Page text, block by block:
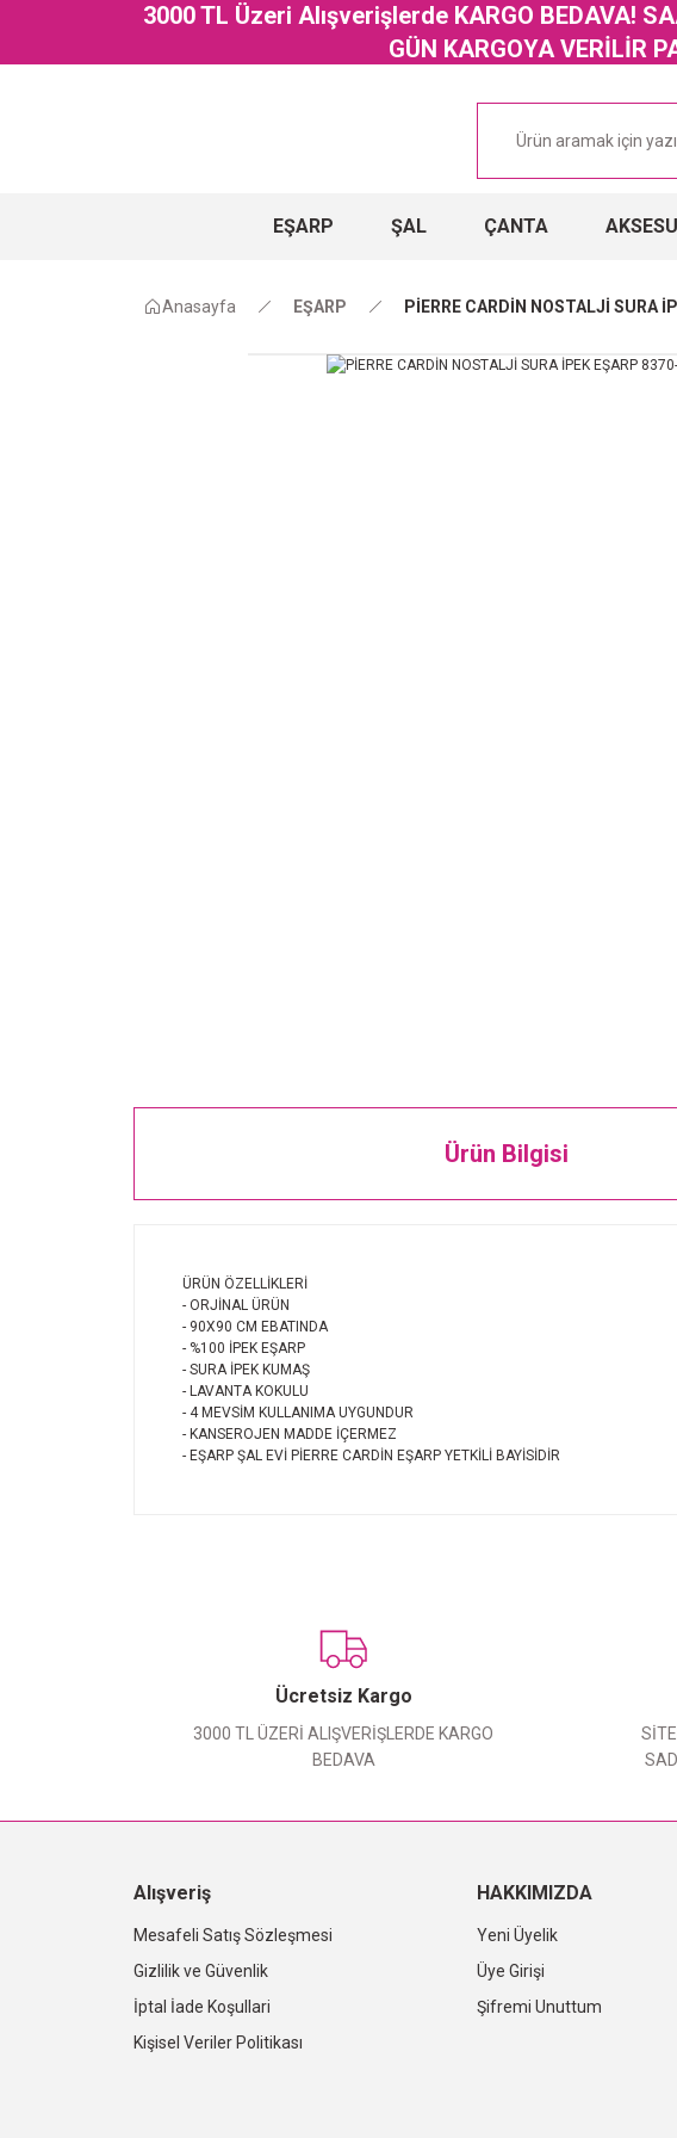
3000 TL Üzeri Alışverişlerde KARGO BEDAVA!
GÜN KARGOYA VERİLİR
EŞARP ŞAL ÇANTA
Anasayfa EŞARP PİERRE CARDİN NOSTALJİ SURA
Ürün Bilgisi
ÜRÜN ÖZELLİKLERİ
- ORJİNAL ÜRÜN
- 90X90 CM EBATINDA
- %100 İPEK EŞARP
- SURA İPEK KUMAŞ
- LAVANTA KOKULU
- 4 MEVSİM KULLANIMA UYGUNDUR
- KANSEROJEN MADDE İÇERMEZ
- EŞARP ŞAL EVİ PİERRE CARDİN EŞARP YETKİLİ BAYİSİDİR
Ücretsiz Kargo
3000 TL ÜZERİ ALIŞVERİŞLERDE KARGO
BEDAVA
Alışveriş
Mesafeli Satış Sözleşmesi
Gizlilik ve Güvenlik
İptal İade Koşullari
Kişisel Veriler Politikası
HAKKIMIZDA
Yeni Üyelik
Üye Girişi
Şifremi Unuttum